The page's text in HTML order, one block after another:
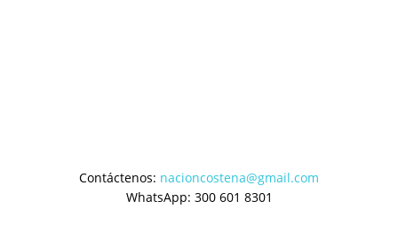
Contáctenos: nacioncostena@gmail.com
WhatsApp: 300 601 8301